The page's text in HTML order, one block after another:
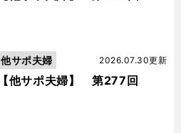
【他サポ夫婦】 第277回
2026.07.30更新
他サポ夫婦